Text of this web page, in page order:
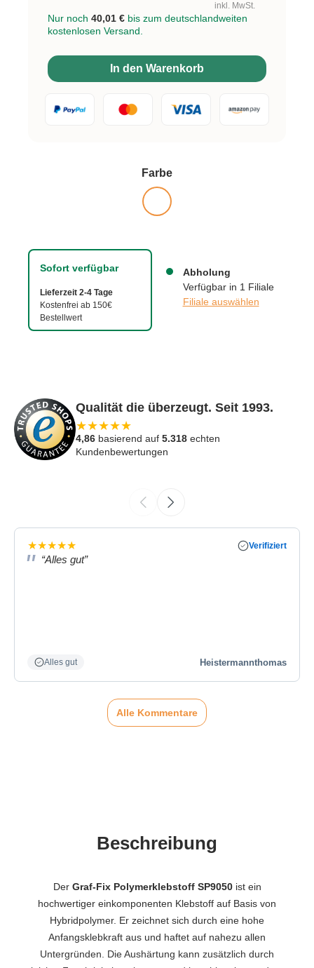
Sofort verfügbar
Lieferzeit 2-4 Tage
Kostenfrei ab 150€
Bestellwert
Abholung
Verfügbar in 1 Filiale
Filiale auswählen
Farbeauswählen
inkl. MwSt.
Nur noch 40,01 € bis zum deutschlandweiten
kostenlosen Versand.
In den Warenkorb
Qualität die überzeugt. Seit 1993.
★★★★★
4,86 basierend auf 5.318 echten
Kundenbewertungen
★★★★★ Verifiziert
“Alles gut”
Alles gut Heistermannthomas
Alle Kommentare
Beschreibung
Der Graf-Fix Polymerklebstoff SP9050ist ein
hochwertiger einkomponenten Klebstoff auf Basis von
Hybridpolymer. Er zeichnet sich durch eine hohe
Anfangsklebkraft aus und haftet auf nahezu allen
Untergründen. Die Aushärtung kann zusätzlich durch